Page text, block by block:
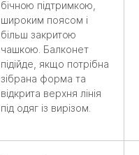
бічною підтримкою,
широким поясом і
більш закритою
чашкою. Балконет
підійде, якщо потрібна
зібрана форма та
відкрита верхня лінія
під одяг із вирізом.